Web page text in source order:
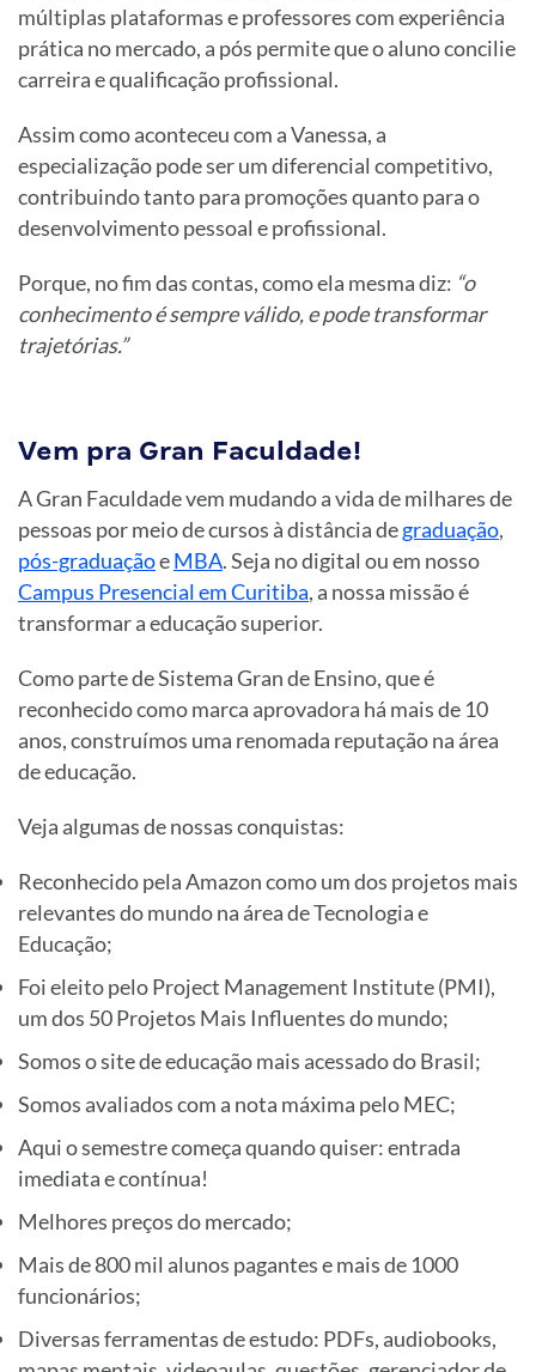
múltiplas plataformas e professores com experiência
prática no mercado, a pós permite que o aluno concilie
carreira e qualificação profissional.
Assim como aconteceu com a Vanessa, a
especialização pode ser um diferencial competitivo,
contribuindo tanto para promoções quanto para o
desenvolvimento pessoal e profissional.
Porque, no fim das contas, como ela mesma diz: “o
conhecimento é sempre válido, e pode transformar
trajetórias.”
Vem pra Gran Faculdade!
A Gran Faculdade vem mudando a vida de milhares de
pessoas por meio de cursos à distância degraduação,
pós-graduaçãoeMBA. Seja no digital ou em nosso
Campus Presencial em Curitiba, a nossa missão é
transformar a educação superior.
Como parte de Sistema Gran de Ensino, que é
reconhecido como marca aprovadora há mais de 10
anos, construímos uma renomada reputação na área
de educação.
Veja algumas de nossas conquistas:
Reconhecido pela Amazon como um dos projetos mais
relevantes do mundo na área de Tecnologia e
Educação;
Foi eleito pelo Project Management Institute (PMI),
um dos 50 Projetos Mais Influentes do mundo;
Somos o site de educação mais acessado do Brasil;
Somos avaliados com a nota máxima pelo MEC;
Aqui o semestre começa quando quiser: entrada
imediata e contínua!
Melhores preços do mercado;
Mais de 800 mil alunos pagantes e mais de 1000
funcionários;
Diversas ferramentas de estudo: PDFs, audiobooks,